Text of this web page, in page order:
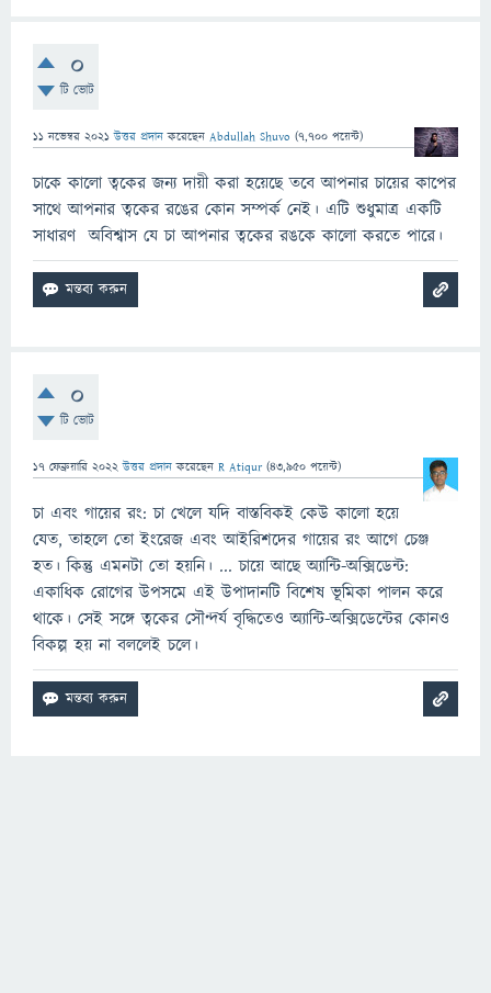
0
টি ভোট
11 নভেম্বর 2021 উত্তর প্রদান করেছেন Abdullah Shuvo (7,700 পয়েন্ট)
চাকে কালো ত্বকের জন্য দায়ী করা হয়েছে তবে আপনার চায়ের কাপের
সাথে আপনার ত্বকের রঙের কোন সম্পর্ক নেই। এটি শুধুমাত্র একটি
সাধারণ অবিশ্বাস যে চা আপনার ত্বকের রঙকে কালো করতে পারে।
0
টি ভোট
17 ফেব্রুয়ারি 2022 উত্তর প্রদান করেছেন R Atiqur (43,950 পয়েন্ট)
চা এবং গায়ের রং: চা খেলে যদি বাস্তবিকই কেউ কালো হয়ে
যেত, তাহলে তো ইংরেজ এবং আইরিশদের গায়ের রং আগে চেঞ্জ
হত। কিন্তু এমনটা তো হয়নি। ... চায়ে আছে অ্যান্টি-অক্সিডেন্ট:
একাধিক রোগের উপসমে এই উপাদানটি বিশেষ ভূমিকা পালন করে
থাকে। সেই সঙ্গে ত্বকের সৌন্দর্য বৃদ্ধিতেও অ্যান্টি-অক্সিডেন্টের কোনও
বিকল্প হয় না বললেই চলে।